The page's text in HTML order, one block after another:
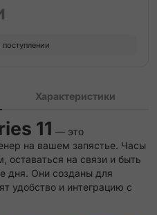
Характеристики
11 — это
на вашем запястье. Часы
оставаться на связи и быть
дня. Они созданы для
удобство и интеграцию с